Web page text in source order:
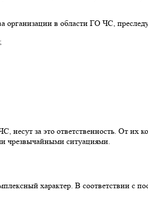
организации в области ГО ЧС,
за это ответственность. От их
чрезвычайными ситуациями.
характер. В соответствии с